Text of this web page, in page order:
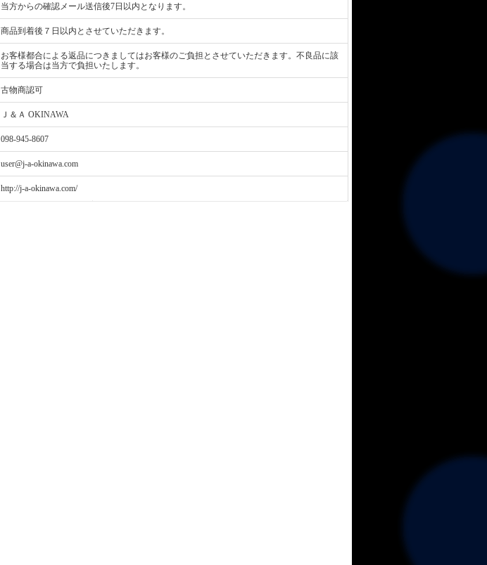
当方からの確認メール送信後7日以内となります。
商品到着後７日以内とさせていただきます。
お客様都合による返品につきましてはお客様のご負担とさせていただきます。不良品に該
当する場合は当方で負担いたします。
古物商認可
Ｊ＆Ａ OKINAWA
098-945-8607
user@j-a-okinawa.com
http://j-a-okinawa.com/